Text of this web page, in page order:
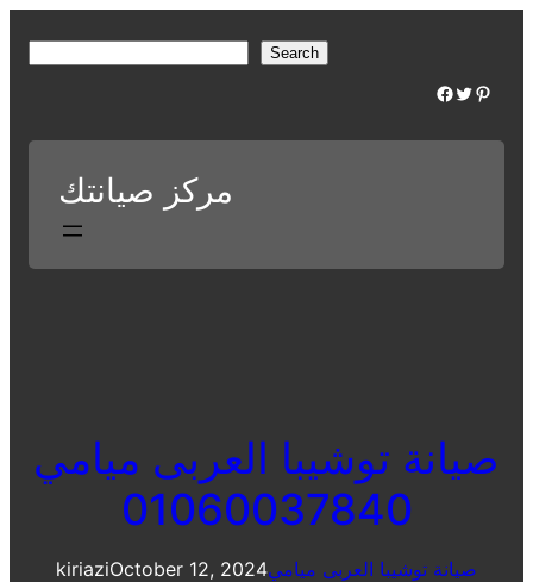
r
Search
Facebook Twitter Pinterest
مركز صيانتك
صيانة توشيبا العربى ميامي
01060037840
kiriaziOctober 12, 2024صيانة توشيبا العربى ميامي